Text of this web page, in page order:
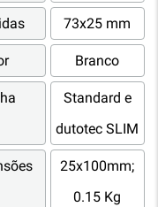
73x25 mm
Branco
Standard e
dutotec SLIM
25x100mm;
0.15 Kg